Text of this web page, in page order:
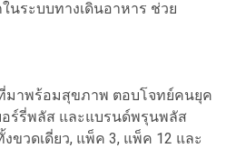
นระบบทางเดินอาหาร ช่วย
พร้อมสุขภาพ ตอบโจทย์คนยุค
ร์รี่พลัส และแบรนด์พรุนพลัส
ขวดเดี่ยว, แพ็ค 3, แพ็ค 12 และ